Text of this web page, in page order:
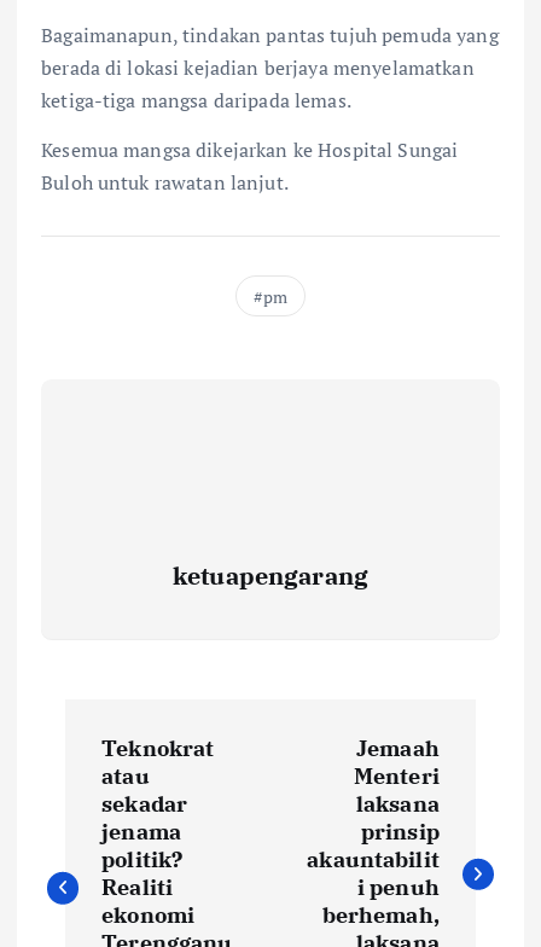
Bagaimanapun, tindakan pantas tujuh pemuda yang
berada di lokasi kejadian berjaya menyelamatkan
ketiga-tiga mangsa daripada lemas.
Kesemua mangsa dikejarkan ke Hospital Sungai
Buloh untuk rawatan lanjut.
pm
ketuapengarang
t
Teknokrat
atau
sekadar
jenama
politik?
Realiti
ekonomi
Jemaah
Menteri
laksana
prinsip
akauntabilit
i penuh
berhemah,